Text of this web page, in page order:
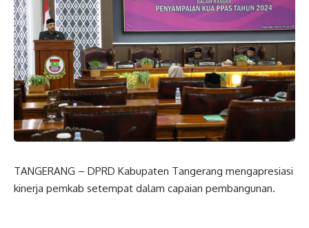
TANGERANG – DPRD Kabupaten Tangerang mengapresiasi
kinerja pemkab setempat dalam capaian pembangunan.